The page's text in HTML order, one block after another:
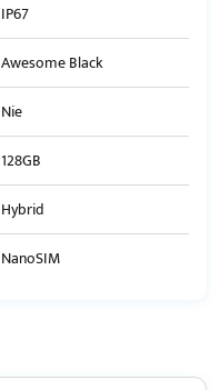
IP67
Awesome Black
Nie
128GB
Hybrid
NanoSIM